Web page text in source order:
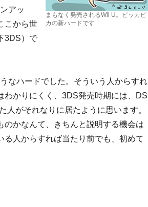
まもなく発売されるWii U。ピッカピ
カの新ハードです
アッ
こから世
3DS）で
なハードでした。そういう人からすれ
わかりにくく、3DS発売時期には、DS
がそれなりに居たように思います。
かなんて、きちんと説明する機会は
人からすれば当たり前でも、初めて